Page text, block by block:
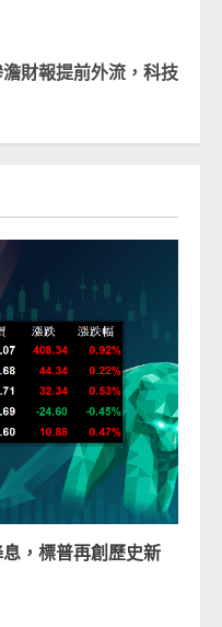
財報提前外流，科技
，標普再創歷史新